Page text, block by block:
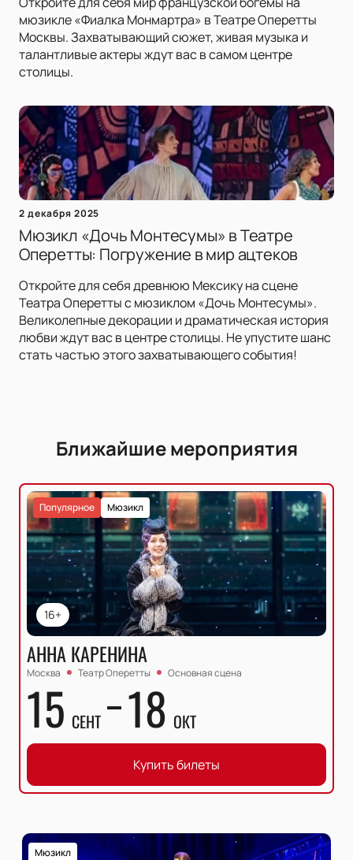
мюзикле «Фиалка Монмартра» в Театре Оперетты
Москвы. Захватывающий сюжет, живая музыка и
талантливые актеры ждут вас в самом центре
столицы.
2 декабря 2025
Мюзикл «Дочь Монтесумы» в Театре
Оперетты: Погружение в мир ацтеков
Откройте для себя древнюю Мексику на сцене
Театра Оперетты с мюзиклом «Дочь Монтесумы».
Великолепные декорации и драматическая история
любви ждут вас в центре столицы. Не упустите шанс
стать частью этого захватывающего события!
Ближайшие мероприятия
16+
Мюзикл
Популярное
АННА КАРЕНИНА
Москва Театр Оперетты Основная сцена
15 СЕНТ 18 ОКТ
Купить билеты
Мюзикл